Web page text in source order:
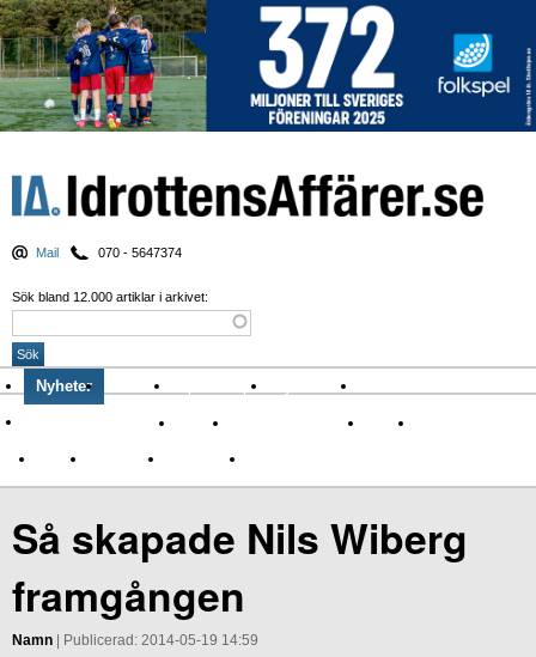
Mail 070 - 5647374
Sök bland 12.000 artiklar i arkivet:
Nyheter Krönikor Sport & spel Nyhetsbrev
Om Idrottens Affärer
Affärer I spåren av Corona Arena
Namn Sponsring TV-nyheter
Så skapade Nils Wiberg
framgången
Namn | Publicerad: 2014-05-19 14:59